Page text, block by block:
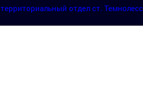
территориальный отдел ст.